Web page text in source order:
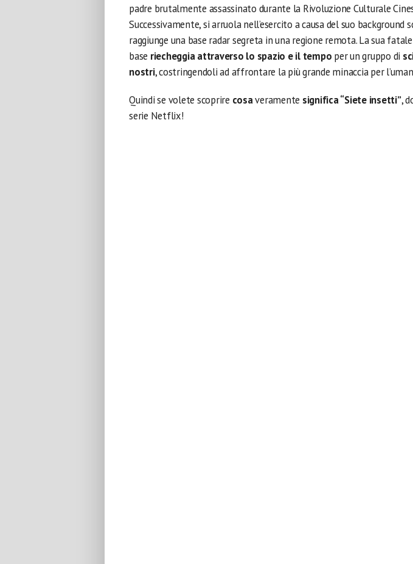
padre brutalmente assassinato durante la Rivoluzione Culturale
Successivamente, si arruola nell’esercito a causa del suo background
raggiunge una base radar segreta in una regione remota. La sua
base riecheggia attraverso lo spazio e il tempo per un gruppo di
nostri, costringendoli ad affrontare la più grande minaccia per
Quindi se volete scoprire cosaveramente significa “Siete insetti”,
serie Netflix!